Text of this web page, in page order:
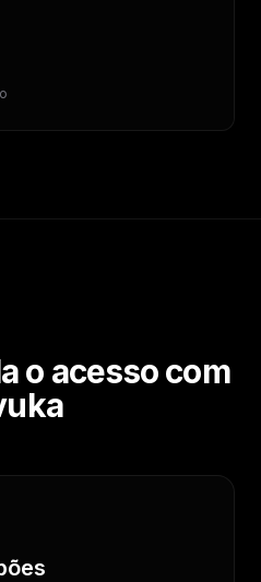
o acesso com